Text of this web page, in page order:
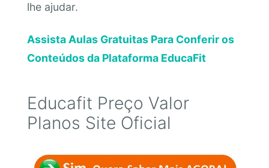
lhe ajudar.
Assista Aulas Gratuitas Para Conferir os
Conteúdos da Plataforma EducaFit
Educafit Preço Valor
Planos Site Oficial